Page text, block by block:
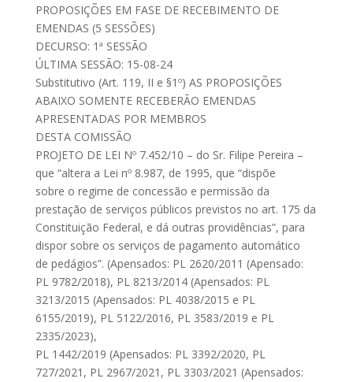
PROPOSIÇÕES EM FASE DE RECEBIMENTO DE
EMENDAS (5 SESSÕES)
DECURSO: 1ª SESSÃO
ÚLTIMA SESSÃO: 15-08-24
Substitutivo (Art. 119, II e §1º) AS PROPOSIÇÕES
ABAIXO SOMENTE RECEBERÃO EMENDAS
APRESENTADAS POR MEMBROS
DESTA COMISSÃO
PROJETO DE LEI Nº 7.452/10 – do Sr. Filipe Pereira –
que “altera a Lei nº 8.987, de 1995, que “dispõe
sobre o regime de concessão e permissão da
prestação de serviços públicos previstos no art. 175 da
Constituição Federal, e dá outras providências”, para
dispor sobre os serviços de pagamento automático
de pedágios”. (Apensados: PL 2620/2011 (Apensado:
PL 9782/2018), PL 8213/2014 (Apensados: PL
3213/2015 (Apensados: PL 4038/2015 e PL
6155/2019), PL 5122/2016, PL 3583/2019 e PL
2335/2023),
PL 1442/2019 (Apensados: PL 3392/2020, PL
727/2021, PL 2967/2021, PL 3303/2021 (Apensados: